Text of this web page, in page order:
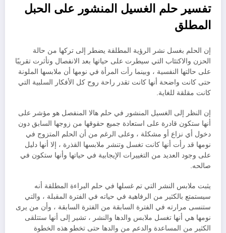
تفسير حلم الغسيل المنشور على الحبل
المطلق
إن الحلم بغسل نشر الرؤية المطلقة يضطر إلى تركها من حالة
الحزن والاكتئاب التي سيطرت على حياتها بعد الانفصال وتأثرت تقريبًا
على حالتها النفسية ، وبينما رأت المرأة في نومها أن ملابسها الملونة
حتى كانت واضحة أنها كانت تقدر راحة روح كل الأفكار السلبية التي
كانت مقلقة للغاية.
إن النظر إلى الغسيل المنشور في حلم هالا المنفصل هو مؤشر على
أنها ستكون قادرة على استعادة جميع حقوقها من زوجها السابق دون
دخول أي نزاع أو مشكلة ، وعلى الرغم من أن الحلم المتزوج في
نومها قد رأت أنها كانت تغسل وتنشر ملابسها القذرة ، إلا أنها دليل
على وجود العديد من التغييرات الإيجابية في حياتها وأنها ستكون في
صالحه.
يثبت ملابس النشر التي تم غسلها في حلم البراءة المطلقة أنه
سيستمتع بالكثير من الرفاهية في حياته في الفترة المقبلة ، والتي
ستنسى مرارته في الفترة السابقة من الفترة السابقة ، وأن من يرى
نومها هي أنها تغسل ملابس والدها والنشر ، تشير إلى أنها ستتلقى
الكثير من المساعدة والدعم من والدها حتى تخطو هذه الخطوة